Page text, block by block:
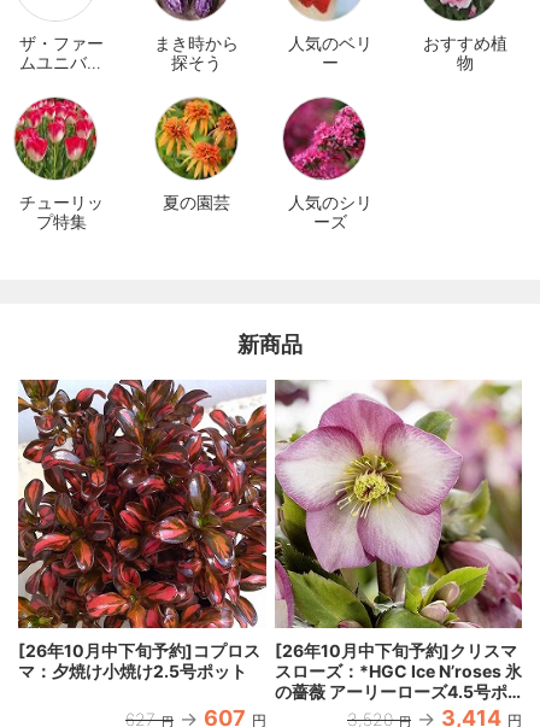
ザ・ファー
ムユニバー
イン
まき時から
探そう
人気のベリ
ー
おすすめ植
物
チューリッ
プ特集
夏の園芸
人気のシリ
ーズ
新商品
[26年10月中下旬予約]コプロス
マ：夕焼け小焼け2.5号ポット
627 円 607 円
[26年10月中下旬予約]クリスマ
スローズ：*HGC Ice N’roses 氷
の薔薇 アーリーローズ4.5号ポ
3,520 円 3,414 円